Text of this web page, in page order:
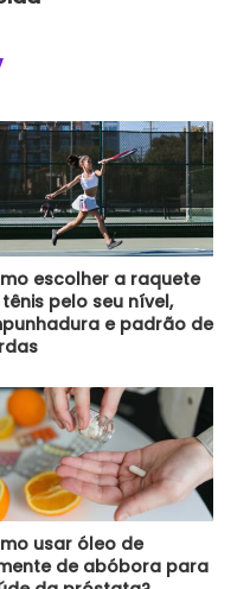
escolher a raquete
pelo seu nível,
e padrão de
usar óleo de
de abóbora para